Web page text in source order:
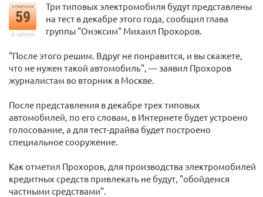
отметили
59
в архиве
Три типовых электромобиля будут представлены
на тест в декабре этого года, сообщил глава
группы "Онэксим" Михаил Прохоров.
"После этого решим. Вдруг не понравится, и вы скажете,
что не нужен такой автомобиль", — заявил Прохоров
журналистам во вторник в Москве.
После представления в декабре трех типовых
автомобилей, по его словам, в Интернете будет устроено
голосование, а для тест-драйва будет построено
специальное сооружение.
Как отметил Прохоров, для производства электромобилей
кредитных средств привлекать не будут, "обойдемся
частными средствами".